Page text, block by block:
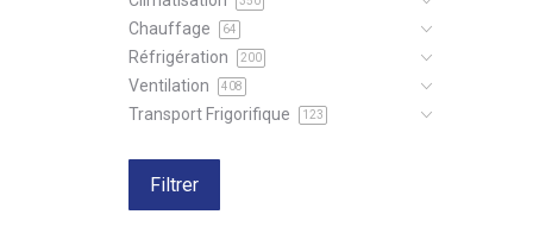
Chauffage 64
Réfrigération 200
Ventilation 408
Transport Frigorifique 123
Filtrer